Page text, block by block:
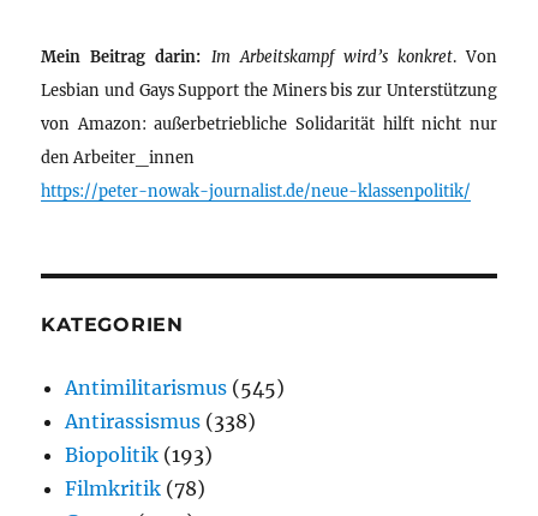
Mein Beitrag darin: Im Arbeitskampf wird’s konkret. Von
Lesbian und Gays Support the Miners bis zur Unterstützung
von Amazon: außerbetriebliche Solidarität hilft nicht nur
den Arbeiter_innen
https://peter-nowak-journalist.de/neue-klassenpolitik/
KATEGORIEN
Antimilitarismus (545)
Antirassismus (338)
Biopolitik (193)
Filmkritik (78)